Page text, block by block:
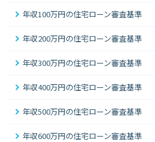
年収100万円の住宅ローン審査基準
年収200万円の住宅ローン審査基準
年収300万円の住宅ローン審査基準
年収400万円の住宅ローン審査基準
年収500万円の住宅ローン審査基準
年収600万円の住宅ローン審査基準